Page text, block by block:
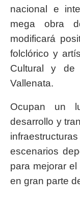
nacional e
mega obra
modificará
folclórico y
Cultural y de
Vallenata.
Ocupan un
desarrollo y
escenarios
para mejorar
en gran parte